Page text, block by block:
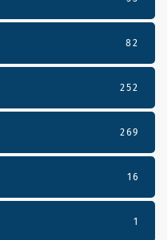
82
252
269
16
1